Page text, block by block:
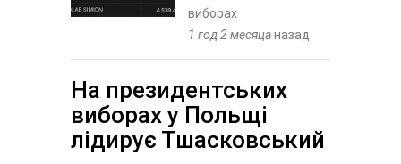
виборах
1 год 2 месяцаназад
На президентських
виборах у Польщі
лідирує Тшасковський